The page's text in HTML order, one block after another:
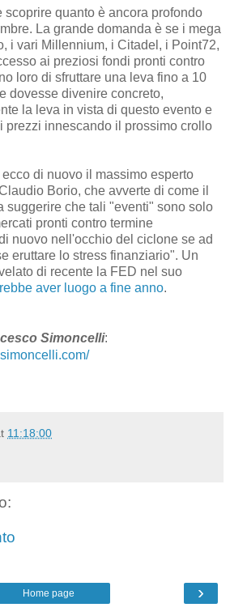
scoprire quanto è ancora profondo
La grande domanda è se i mega
i vari Millennium, i Citadel, i Point72,
ai preziosi fondi pronti contro
loro di sfruttare una leva fino a 10
dovesse divenire concreto,
la leva in vista di questo evento e
prezzi innescando il prossimo crollo
di nuovo il massimo esperto
Borio, che avverte di come il
suggerire che tali "eventi" sono solo
pronti contro termine
nuovo nell'occhio del ciclone se ad
eruttare lo stress finanziario". Un
di recente la FED nel suo
aver luogo a fine anno.
Simoncelli:
11:18:00
›
Home page